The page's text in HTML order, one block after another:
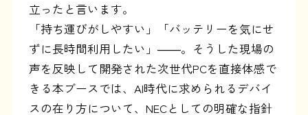
立ったと言います。
「持ち運びがしやすい」「バッテリーを気にせ
ずに長時間利用したい」――。そうした現場の
声を反映して開発された次世代PCを直接体感で
きる本ブースでは、AI時代に求められるデバイ
スの在り方について、NECとしての明確な指針